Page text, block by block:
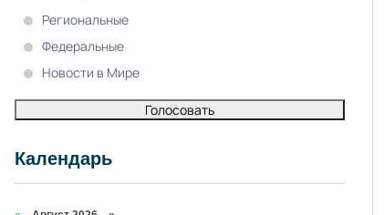
Региональные
Федеральные
Новости в Мире
Голосовать
Календарь